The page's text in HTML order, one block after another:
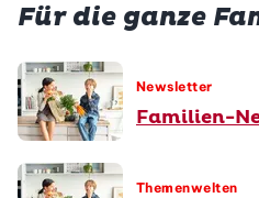
Für die ganze
Newsletter
Familien-
Themenwelten